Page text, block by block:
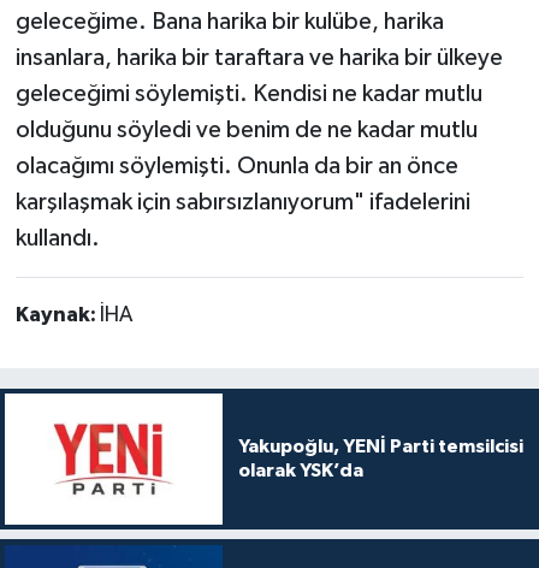
geleceğime. Bana harika bir kulübe, harika
insanlara, harika bir taraftara ve harika bir ülkeye
geleceğimi söylemişti. Kendisi ne kadar mutlu
olduğunu söyledi ve benim de ne kadar mutlu
olacağımı söylemişti. Onunla da bir an önce
karşılaşmak için sabırsızlanıyorum" ifadelerini
kullandı.
Kaynak: İHA
Yakupoğlu, YENİ Parti temsilcisi
olarak YSK’da